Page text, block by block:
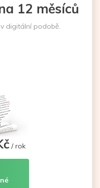
12 měsíců
digitální podobě.
/ rok